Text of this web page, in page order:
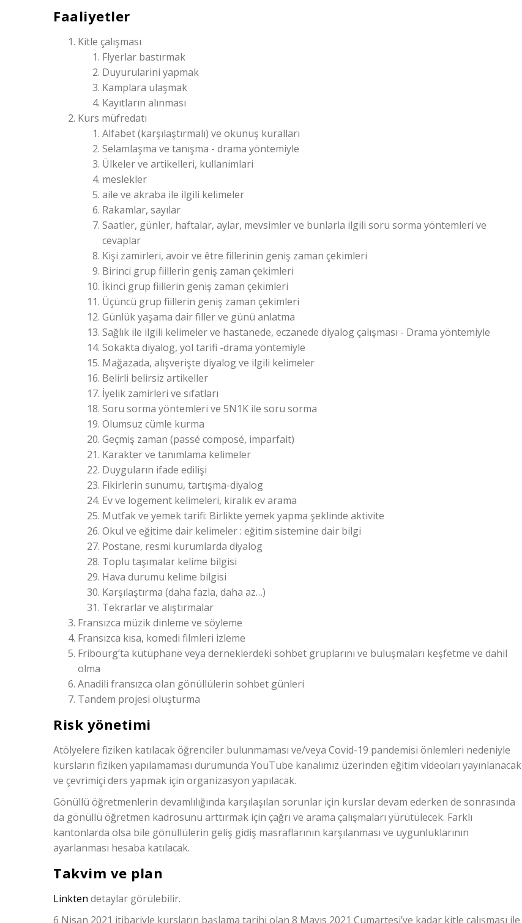
Faaliyetler
Kitle çalışması
Flyerlar bastırmak
Duyurularini yapmak
Kamplara ulaşmak
Kayıtların alınması
Kurs müfredatı
Alfabet (karşılaştırmalı) ve okunuş kuralları
Selamlaşma ve tanışma - drama yöntemiyle
Ülkeler ve artikelleri, kullanimlari
meslekler
aile ve akraba ile ilgili kelimeler
Rakamlar, sayılar
Saatler, günler, haftalar, aylar, mevsimler ve bunlarla ilgili soru sorma yöntemleri ve
cevaplar
Kişi zamirleri, avoir ve être fillerinin geniş zaman çekimleri
Birinci grup fiillerin geniş zaman çekimleri
İkinci grup fiillerin geniş zaman çekimleri
Üçüncü grup fiillerin geniş zaman çekimleri
Günlük yaşama dair filler ve günü anlatma
Sağlık ile ilgili kelimeler ve hastanede, eczanede diyalog çalışması - Drama yöntemiyle
Sokakta diyalog, yol tarifi -drama yöntemiyle
Mağazada, alışverişte diyalog ve ilgili kelimeler
Belirli belirsiz artikeller
İyelik zamirleri ve sıfatları
Soru sorma yöntemleri ve 5N1K ile soru sorma
Olumsuz cümle kurma
Geçmiş zaman (passé composé, imparfait)
Karakter ve tanımlama kelimeler
Duyguların ifade edilişi
Fikirlerin sunumu, tartışma-diyalog
Ev ve logement kelimeleri, kiralık ev arama
Mutfak ve yemek tarifi: Birlikte yemek yapma şeklinde aktivite
Okul ve eğitime dair kelimeler : eğitim sistemine dair bilgi
Postane, resmi kurumlarda diyalog
Toplu taşımalar kelime bilgisi
Hava durumu kelime bilgisi
Karşılaştırma (daha fazla, daha az…)
Tekrarlar ve alıştırmalar
Fransızca müzik dinleme ve söyleme
Fransızca kısa, komedi filmleri izleme
Fribourg’ta kütüphane veya derneklerdeki sohbet gruplarını ve buluşmaları keşfetme ve dahil
olma
Anadili fransızca olan gönüllülerin sohbet günleri
Tandem projesi oluşturma
Risk yönetimi
Atölyelere fiziken katılacak öğrenciler bulunmaması ve/veya Covid-19 pandemisi önlemleri nedeniyle
kursların fiziken yapılamaması durumunda YouTube kanalımız üzerinden eğitim videoları yayınlanacak
ve çevrimiçi ders yapmak için organizasyon yapılacak.
Gönüllü öğretmenlerin devamlılığında karşılaşılan sorunlar için kurslar devam ederken de sonrasında
da gönüllü öğretmen kadrosunu arttırmak için çağrı ve arama çalışmaları yürütülecek. Farklı
kantonlarda olsa bile gönüllülerin geliş gidiş masraflarının karşılanması ve uygunluklarının
ayarlanması hesaba katılacak.
Takvim ve plan
Linkten detaylar görülebilir.
6 Nisan 2021 itibariyle kursların başlama tarihi olan 8 Mayıs 2021 Cumartesi’ye kadar kitle çalışması ile